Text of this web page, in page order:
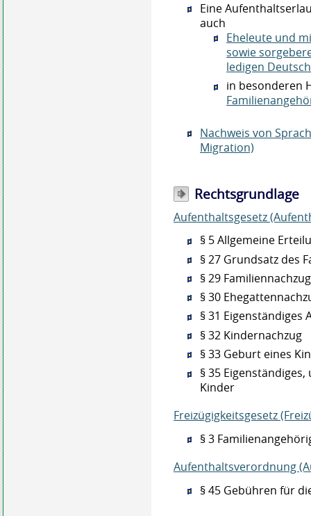
Eine
auch
Eheleute und
sowie
ledigen
in besonderen
Nachweis von
Migration)
Rechtsgrundlage
Aufenthaltsgesetz
§ 5 Allgemeine
§ 27 Grundsatz des
§ 29
§ 30
§ 31
§ 32 Kindernachzug
§ 33 Geburt eines
§ 35
Kinder
Freizügigkeitsgesetz
§ 3
Aufenthaltsverordnung
§ 45 Gebühren für